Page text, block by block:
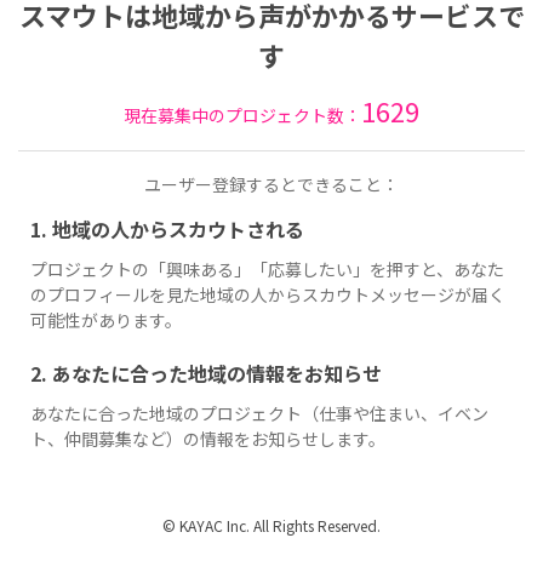
スマウトは地域から声がかかるサービスで
す
現在募集中のプロジェクト数： 1629
ユーザー登録するとできること：
1. 地域の人からスカウトされる
プロジェクトの「興味ある」「応募したい」を押すと、あなた
のプロフィールを見た地域の人からスカウトメッセージが届く
可能性があります。
2. あなたに合った地域の情報をお知らせ
あなたに合った地域のプロジェクト（仕事や住まい、イベン
ト、仲間募集など）の情報をお知らせします。
© KAYAC Inc. All Rights Reserved.